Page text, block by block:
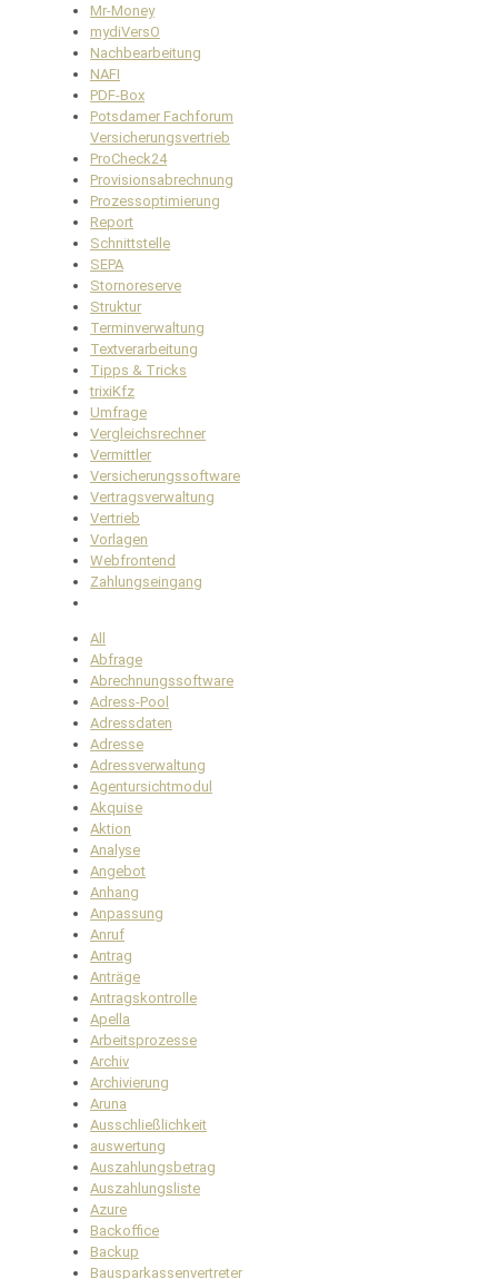
Mr-Money
mydiVersO
Nachbearbeitung
NAFI
PDF-Box
Potsdamer Fachforum
Versicherungsvertrieb
ProCheck24
Provisionsabrechnung
Prozessoptimierung
Report
Schnittstelle
SEPA
Stornoreserve
Struktur
Terminverwaltung
Textverarbeitung
Tipps & Tricks
trixiKfz
Umfrage
Vergleichsrechner
Vermittler
Versicherungssoftware
Vertragsverwaltung
Vertrieb
Vorlagen
Webfrontend
Zahlungseingang
All
Abfrage
Abrechnungssoftware
Adress-Pool
Adressdaten
Adresse
Adressverwaltung
Agentursichtmodul
Akquise
Aktion
Analyse
Angebot
Anhang
Anpassung
Anruf
Antrag
Anträge
Antragskontrolle
Apella
Arbeitsprozesse
Archiv
Archivierung
Aruna
Ausschließlichkeit
auswertung
Auszahlungsbetrag
Auszahlungsliste
Azure
Backoffice
Backup
Bausparkassenvertreter